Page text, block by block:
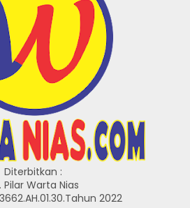
Diterbitkan :
Pilar Warta Nias
2022